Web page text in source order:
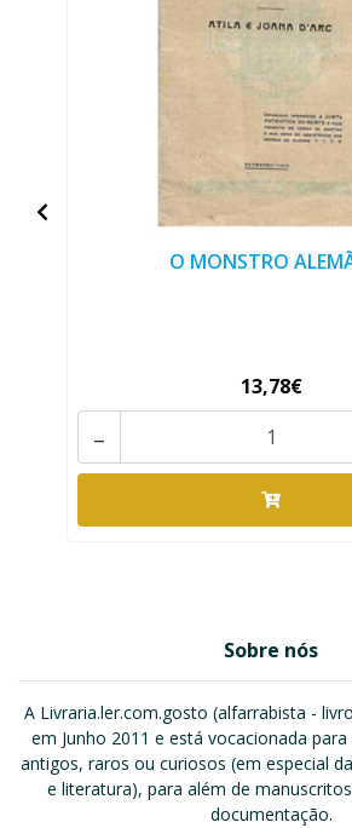
O MONSTRO
13,78€
-
Sobre nós
A Livraria.ler.com.gosto (alfarrabista -
em Junho 2011 e está vocacionada
antigos, raros ou curiosos (em especial
e literatura), para além de
documentação.